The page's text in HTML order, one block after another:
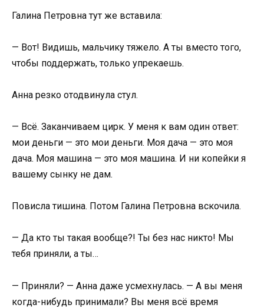
Галина Петровна тут же вставила:
— Вот! Видишь, мальчику тяжело. А ты вместо того,
чтобы поддержать, только упрекаешь.
Анна резко отодвинула стул.
— Всё. Заканчиваем цирк. У меня к вам один ответ:
мои деньги — это мои деньги. Моя дача — это моя
дача. Моя машина — это моя машина. И ни копейки я
вашему сынку не дам.
Повисла тишина. Потом Галина Петровна вскочила.
— Да кто ты такая вообще?! Ты без нас никто! Мы
тебя приняли, а ты…
— Приняли? — Анна даже усмехнулась. — А вы меня
когда-нибудь принимали? Вы меня всё время